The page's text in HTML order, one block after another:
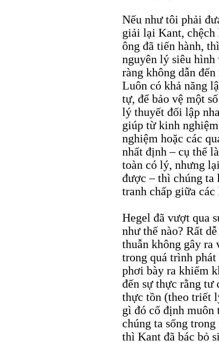
Nếu như tôi phải
giải lại Kant, chệch
ông đã tiến hành,
nguyên lý siêu
ràng không dẫn
Luôn có khả năng
tự, để bảo vệ một
lý thuyết đối lập
giúp từ kinh
nghiệm hoặc các
nhất định – cụ thể
toàn có lý, nhưng
được – thì chúng ta
tranh chấp giữa
Hegel đã vượt qua
như thế nào? Rất
thuẫn không gây ra
trong quá trình
phơi bày ra khiếm
đến sự thực rằng
thực tồn (theo triết
gì đó cố định muôn
chúng ta sống
thì Kant đã bác bỏ